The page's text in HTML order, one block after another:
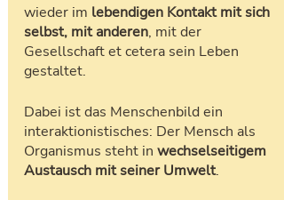
wieder im lebendigen Kontakt mit sich
selbst, mit anderen, mit der
Gesellschaft et cetera sein Leben
gestaltet.
Dabei ist das Menschenbild ein
interaktionistisches: Der Mensch als
Organismus steht in wechselseitigem
Austausch mit seiner Umwelt.